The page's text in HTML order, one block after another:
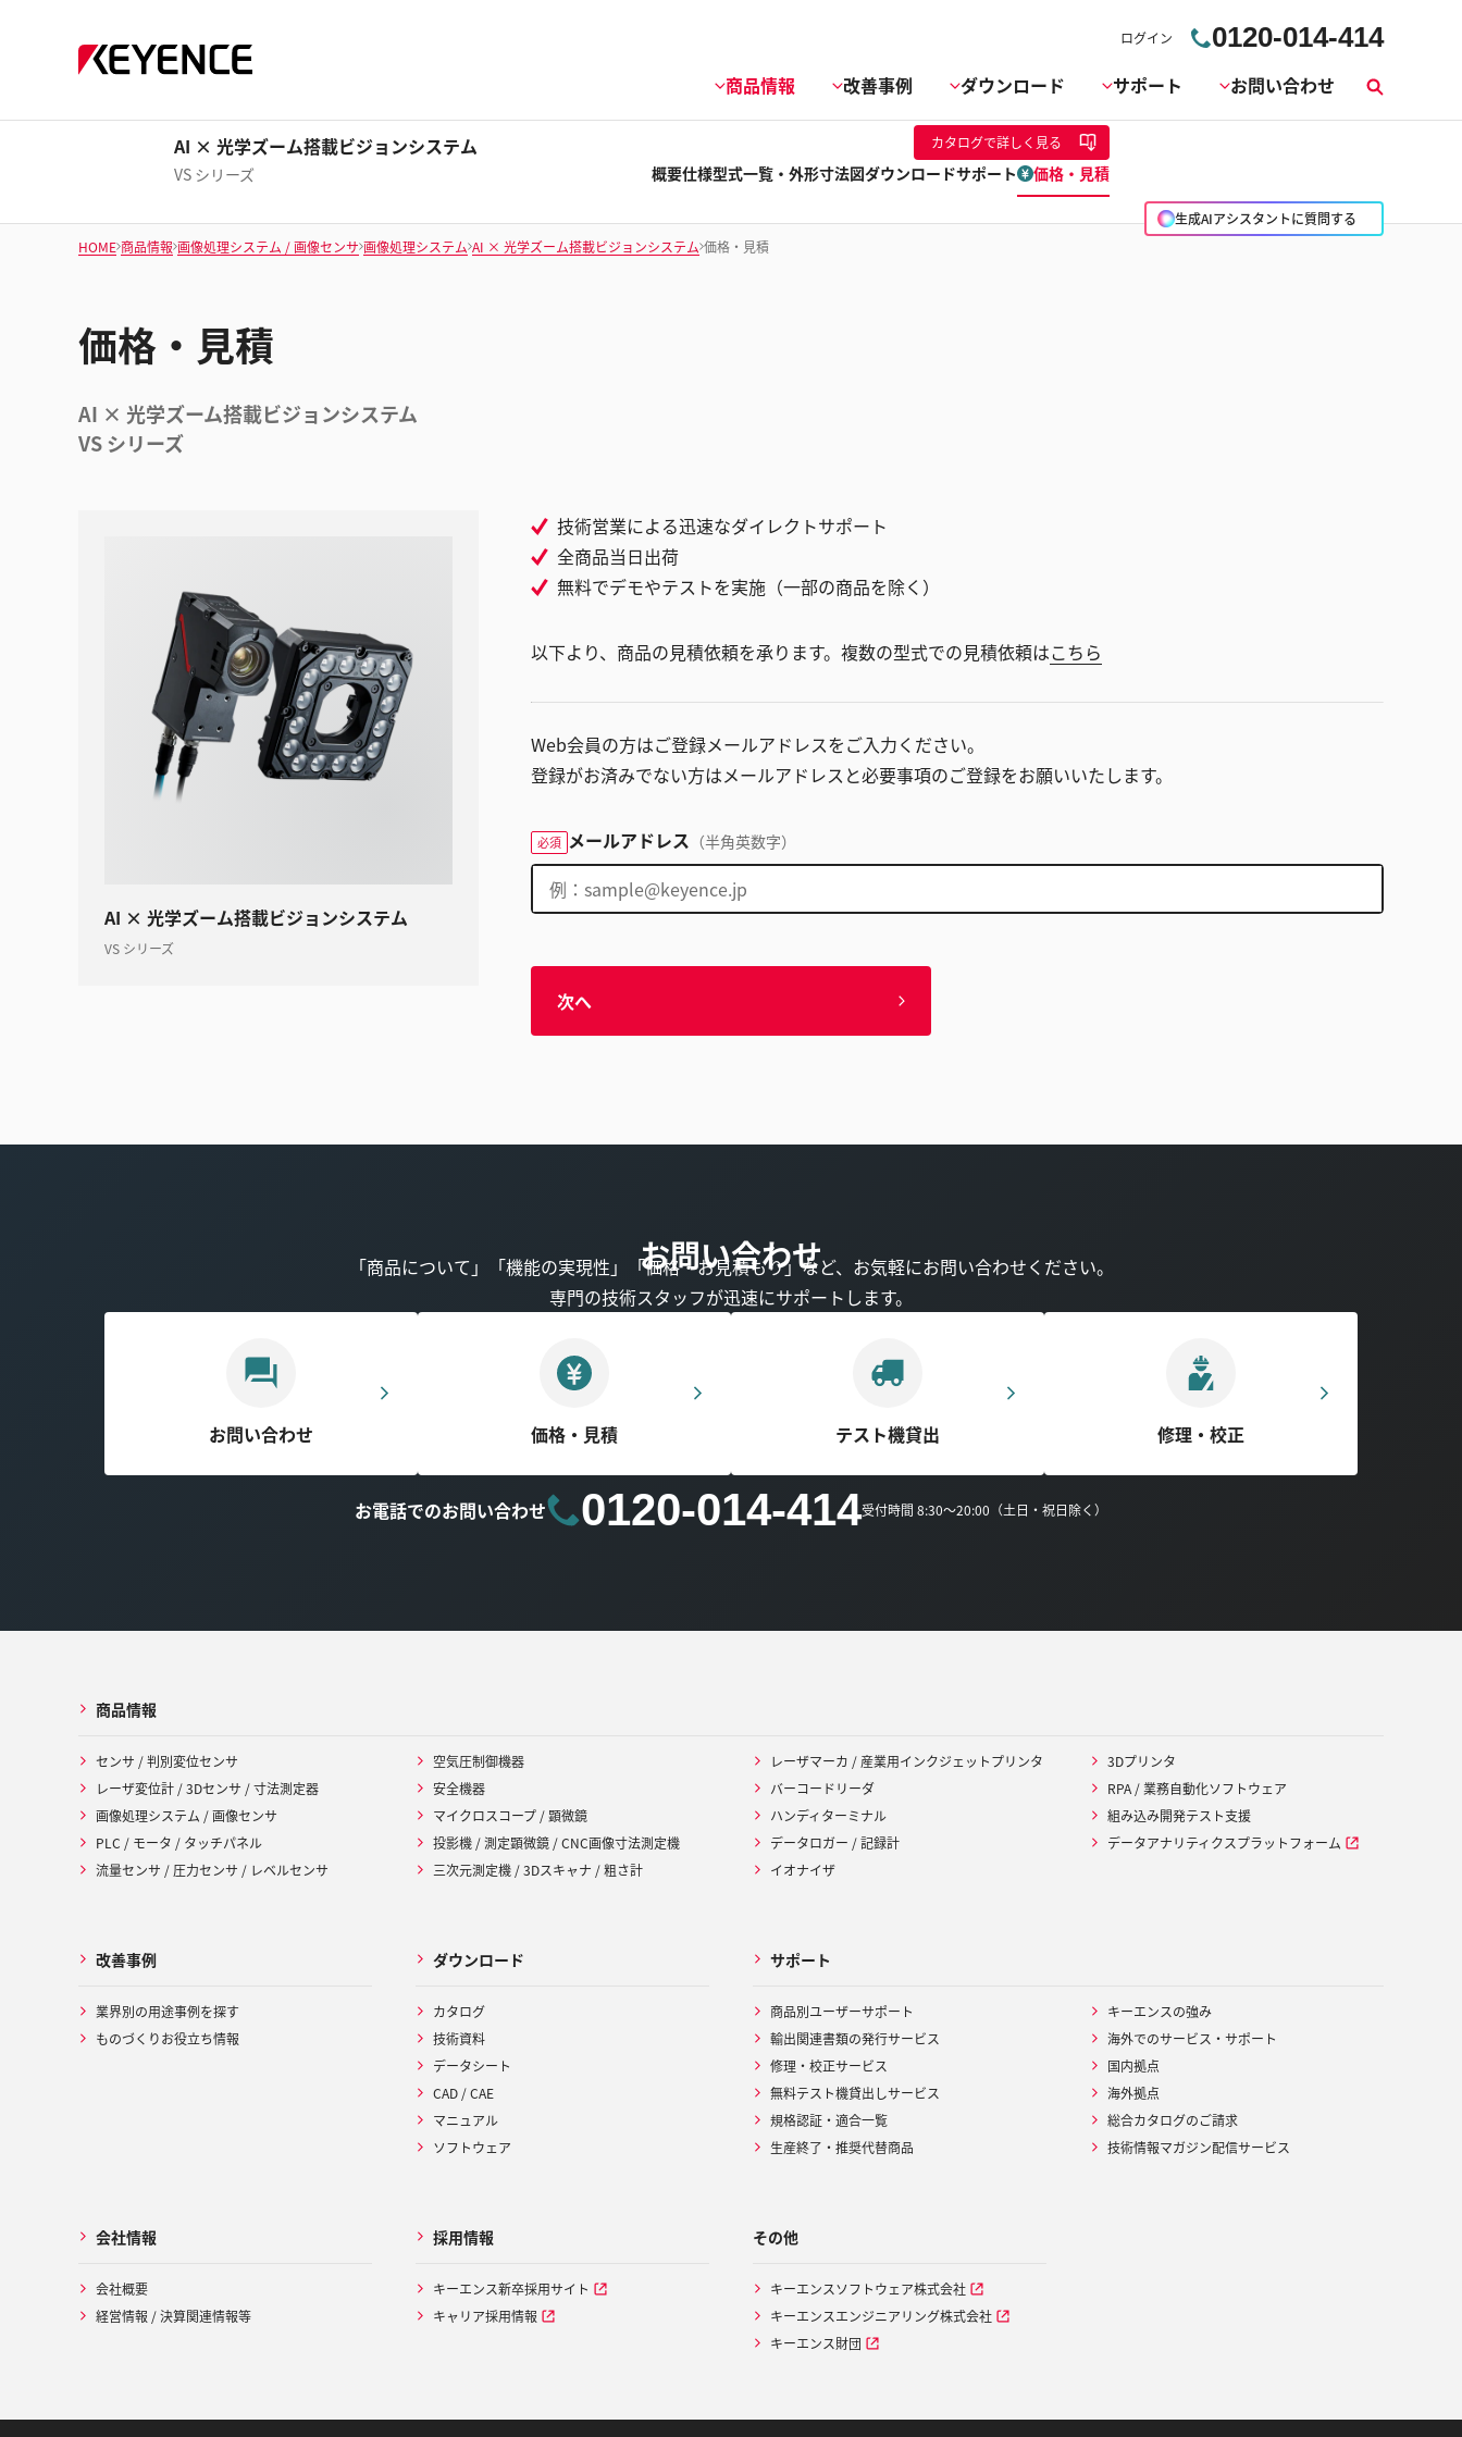
ログイン 0120-014-414
商品情報 改善事例 ダウンロード サポート お問い合わせ
索
AI × 光学ズーム搭載ビジョンシステム
VS シリーズ
生成AIアシスタントに質問する
カタログで詳しく見る
概要仕様型式一覧・外形寸法図ダウンロードサポート 価格・見積
HOME 商品情報 画像処理システム / 画像センサ 画像処理システム AI × 光学ズーム搭載ビジョンシステム 価格・見積
価格・見積
AI × 光学ズーム搭載ビジョンシステム
VS シリーズ
AI × 光学ズーム搭載ビジョンシステム
VS シリーズ
技術営業による迅速なダイレクトサポート
全商品当日出荷
無料でデモやテストを実施（一部の商品を除く）
以下より、商品の見積依頼を承ります。複数の型式での見積依頼はこちら
Web会員の方はご登録メールアドレスをご入力ください。
登録がお済みでない方はメールアドレスと必要事項のご登録をお願いいたします。
必須 メールアドレス （半角英数字）
次へ
お問い合わせ
「商品について」「機能の実現性」「価格・お見積もり」など、お気軽にお問い合わせください。
専門の技術スタッフが迅速にサポートします。
お問い合わせ 価格・見積 テスト機貸出 修理・校正
お電話でのお問い合わせ 0120-014-414受付時間 8:30～20:00（土日・祝日除く）
商品情報
センサ / 判別変位センサ
レーザ変位計 / 3Dセンサ / 寸法測定器
画像処理システム / 画像センサ
PLC / モータ / タッチパネル
流量センサ / 圧力センサ / レベルセンサ
空気圧制御機器
安全機器
マイクロスコープ / 顕微鏡
投影機 / 測定顕微鏡 / CNC画像寸法測定機
三次元測定機 / 3Dスキャナ / 粗さ計
レーザマーカ / 産業用インクジェットプリンタ
バーコードリーダ
ハンディターミナル
データロガー / 記録計
イオナイザ
3Dプリンタ
RPA / 業務自動化ソフトウェア
組み込み開発テスト支援
データアナリティクスプラットフォーム
改善事例
業界別の用途事例を探す
ものづくりお役立ち情報
ダウンロード
カタログ
技術資料
データシート
CAD / CAE
マニュアル
ソフトウェア
サポート
商品別ユーザーサポート
輸出関連書類の発行サービス
修理・校正サービス
無料テスト機貸出しサービス
規格認証・適合一覧
生産終了・推奨代替商品
キーエンスの強み
海外でのサービス・サポート
国内拠点
海外拠点
総合カタログのご請求
技術情報マガジン配信サービス
会社情報
会社概要
経営情報 / 決算関連情報等
採用情報
キーエンス新卒採用サイト
キャリア採用情報
その他
キーエンスソフトウェア株式会社
キーエンスエンジニアリング株式会社
キーエンス財団